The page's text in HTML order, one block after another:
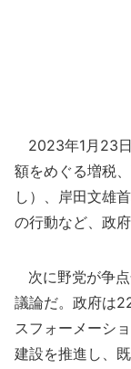
2023年1月23
額をめぐる増税
し）、岸田文雄
の行動など、政
次に野党が争
議論だ。政府は
スフォーメーシ
建設を推進し、